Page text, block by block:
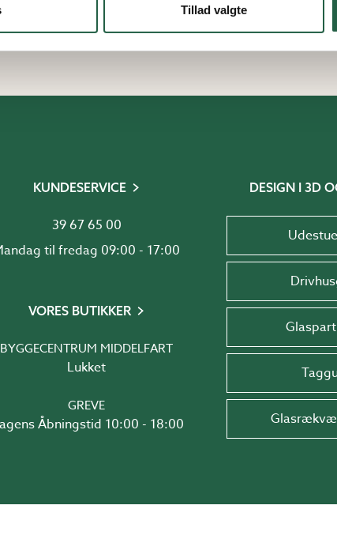
Tillad valgte
KUNDESERVICE
39 67 65 00
Mandag til fredag 09:00 - 17:00
VORES BUTIKKER
BYGGECENTRUM MIDDELFART
Lukket
GREVE
Åbningstid 10:00 - 18:00
DESIGN I 3D